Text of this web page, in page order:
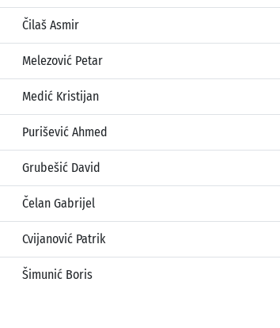
Čilaš Asmir
Melezović Petar
Medić Kristijan
Purišević Ahmed
Grubešić David
Čelan Gabrijel
Cvijanović Patrik
Šimunić Boris